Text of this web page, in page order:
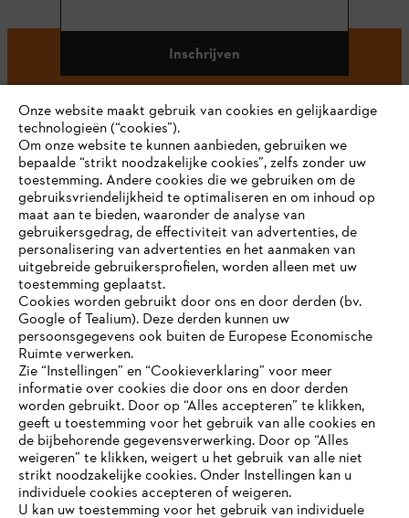
Inschrijven
#STIHL
Bedrijf
STIHL FAQ
Contact
JE BROWSER WORDT NIET
ONDERSTEUND
Je gebruikt een browser die we nog niet ondersteunen. Om
onze website optimaal te kunnen gebruiken, raden we aan dat
je overschakelt op één van de volgende browsers:
Onze website maakt gebruik van cookies en gelijkaardige
technologieën (“cookies”).
Om onze website te kunnen aanbieden, gebruiken we
bepaalde “strikt noodzakelijke cookies”, zelfs zonder uw
toestemming. Andere cookies die we gebruiken om de
gebruiksvriendelijkheid te optimaliseren en om inhoud op
maat aan te bieden, waaronder de analyse van
gebruikersgedrag, de effectiviteit van advertenties, de
personalisering van advertenties en het aanmaken van
uitgebreide gebruikersprofielen, worden alleen met uw
toestemming geplaatst.
Cookies worden gebruikt door ons en door derden (bv.
Google of Tealium). Deze derden kunnen uw
persoonsgegevens ook buiten de Europese Economische
Ruimte verwerken.
Zie “Instellingen” en “Cookieverklaring” voor meer
informatie over cookies die door ons en door derden
worden gebruikt. Door op “Alles accepteren” te klikken,
geeft u toestemming voor het gebruik van alle cookies en
de bijbehorende gegevensverwerking. Door op “Alles
weigeren” te klikken, weigert u het gebruik van alle niet
strikt noodzakelijke cookies. Onder Instellingen kan u
individuele cookies accepteren of weigeren.
U kan uw toestemming voor het gebruik van individuele